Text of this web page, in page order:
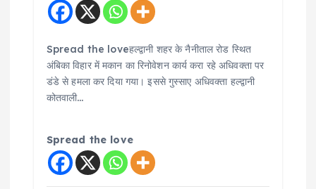
Spread the loveहल्द्वानी शहर के नैनीताल रोड स्थित
अंबिका विहार में मकान का रिनोवेशन कार्य करा रहे अधिवक्ता पर
डंडे से हमला कर दिया गया। इससे गुस्साए अधिवक्ता हल्द्वानी
कोतवाली…
Spread the love